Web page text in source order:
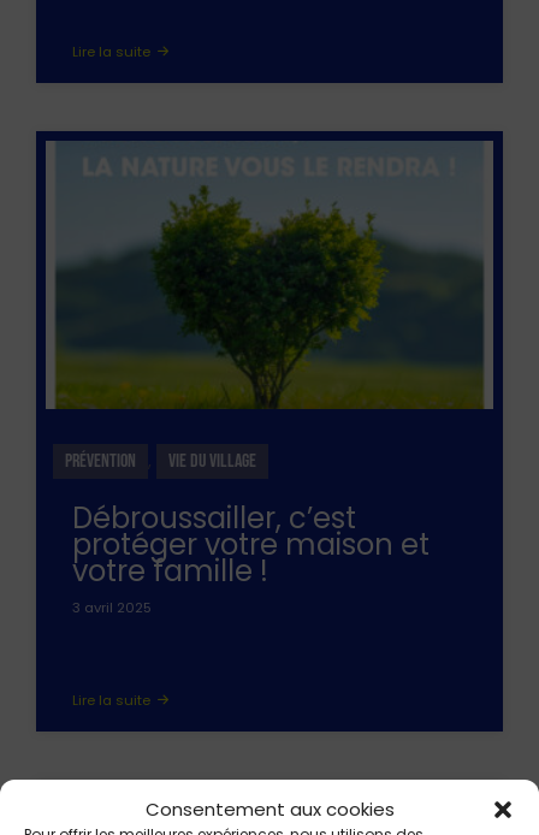
Consentement aux cookies
Lire la suite
PRÉVENTION , VIE DU VILLAGE
Débroussailler, c’est
protéger votre maison et
votre famille !
3 avril 2025
Lire la suite